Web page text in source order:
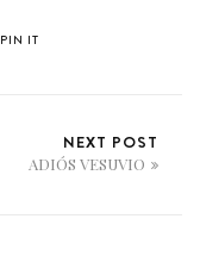
PIN IT
NEXT POST
ADIÓS VESUVIO